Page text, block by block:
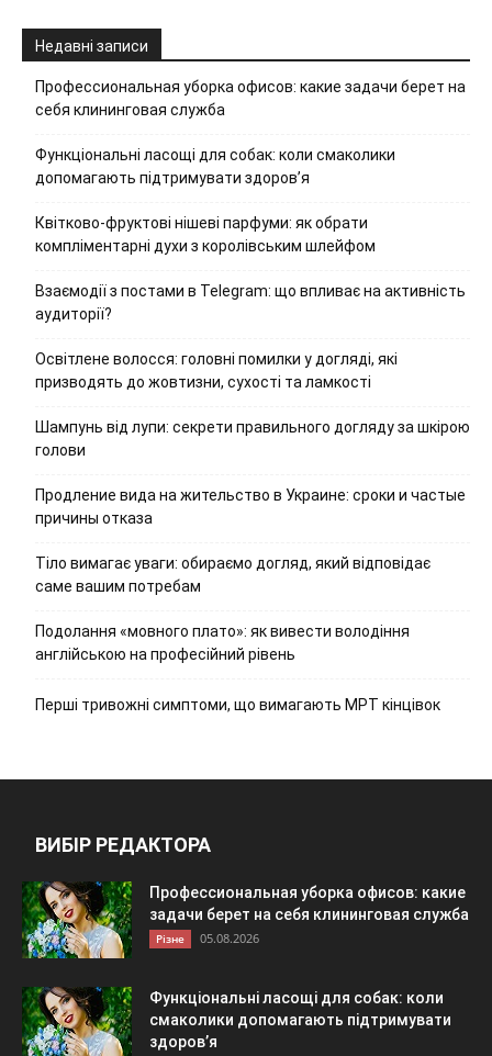
Недавні записи
Профессиональная уборка офисов: какие задачи берет на
себя клининговая служба
Функціональні ласощі для собак: коли смаколики
допомагають підтримувати здоров’я
Квітково-фруктові нішеві парфуми: як обрати
компліментарні духи з королівським шлейфом
Взаємодії з постами в Telegram: що впливає на активність
аудиторії?
Освітлене волосся: головні помилки у догляді, які
призводять до жовтизни, сухості та ламкості
Шампунь від лупи: секрети правильного догляду за шкірою
голови
Продление вида на жительство в Украине: сроки и частые
причины отказа
Тіло вимагає уваги: обираємо догляд, який відповідає
саме вашим потребам
Подолання «мовного плато»: як вивести володіння
англійською на професійний рівень
Перші тривожні симптоми, що вимагають МРТ кінцівок
ВИБІР РЕДАКТОРА
Профессиональная уборка офисов: какие
задачи берет на себя клининговая служба
Різне 05.08.2026
Функціональні ласощі для собак: коли
смаколики допомагають підтримувати
здоров’я